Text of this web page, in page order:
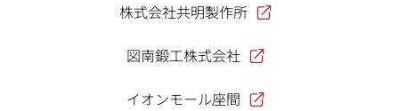
株式会社共明製作所
図南鍛工株式会社
イオンモール座間